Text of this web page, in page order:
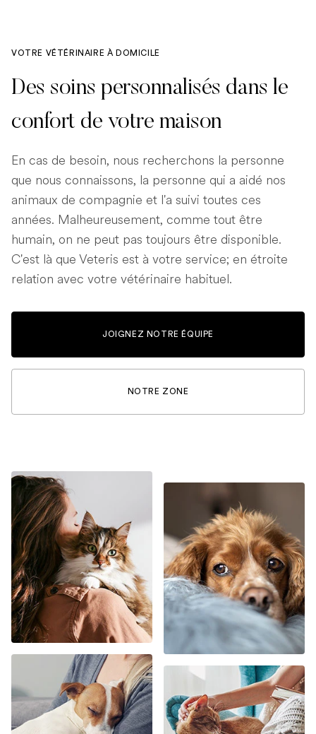
VOTRE VÉTÉRINAIRE À DOMICILE
Des soins personnalisés dans le
confort de votre maison
En cas de besoin, nous recherchons la personne
que nous connaissons, la personne qui a aidé nos
animaux de compagnie et l'a suivi toutes ces
années. Malheureusement, comme tout être
humain, on ne peut pas toujours être disponible.
C'est là que Veteris est à votre service; en étroite
relation avec votre vétérinaire habituel.
JOIGNEZ NOTRE ÉQUIPE
NOTRE ZONE